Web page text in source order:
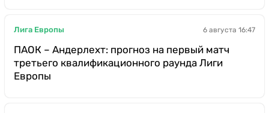
Лига Европы 6 августа 16:47
ПАОК – Андерлехт: прогноз на первый матч
третьего квалификационного раунда Лиги
Европы